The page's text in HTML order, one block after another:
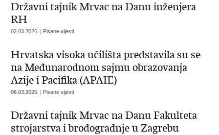
Državni tajnik Mrvac na Danu inženjera
RH
02.03.2026. | Pisane vijesti
Hrvatska visoka učilišta predstavila su se
na Međunarodnom sajmu obrazovanja
Azije i Pacifika (APAIE)
06.03.2026. | Pisane vijesti
Državni tajnik Mrvac na Danu Fakulteta
strojarstva i brodogradnje u Zagrebu